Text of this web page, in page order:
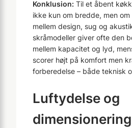
Konklusion: Til et åbent
ikke kun om bredde, men
mellem design, sug og
skråmodeller giver ofte den
mellem kapacitet og lyd,
scorer højt på komfort men
forberedelse – både teknisk
Luftydelse og